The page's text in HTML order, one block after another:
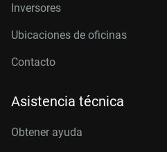
Inversores
Ubicaciones de oficinas
Contacto
Asistencia técnica
Obtener ayuda